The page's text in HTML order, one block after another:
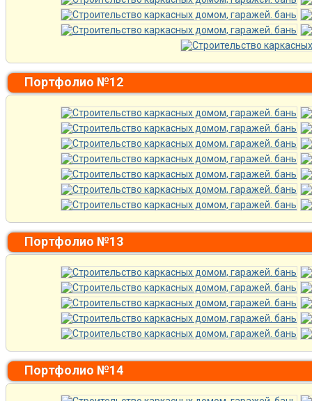
Портфолио №12
Портфолио №13
Портфолио №14